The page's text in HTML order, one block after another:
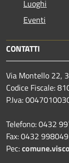
Luoghi
Eventi
CONTATTI
Via Montello 22,
Codice Fiscale:
P.Iva:
Telefono: 0432
Fax: 0432 998049
Pec: